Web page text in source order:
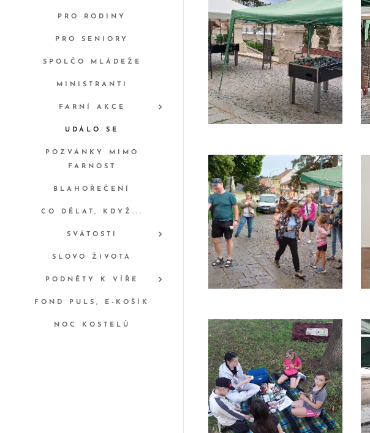
PRO RODINY
PRO SENIORY
SPOLČO MLÁDEŽE
MINISTRANTI
FARNÍ AKCE
UDÁLO SE
POZVÁNKY MIMO
FARNOST
BLAHOŘEČENÍ
CO DĚLAT, KDYŽ...
SVÁTOSTI
SLOVO ŽIVOTA
PODNĚTY K VÍŘE
FOND PULS, E-KOŠÍK
NOC KOSTELŮ